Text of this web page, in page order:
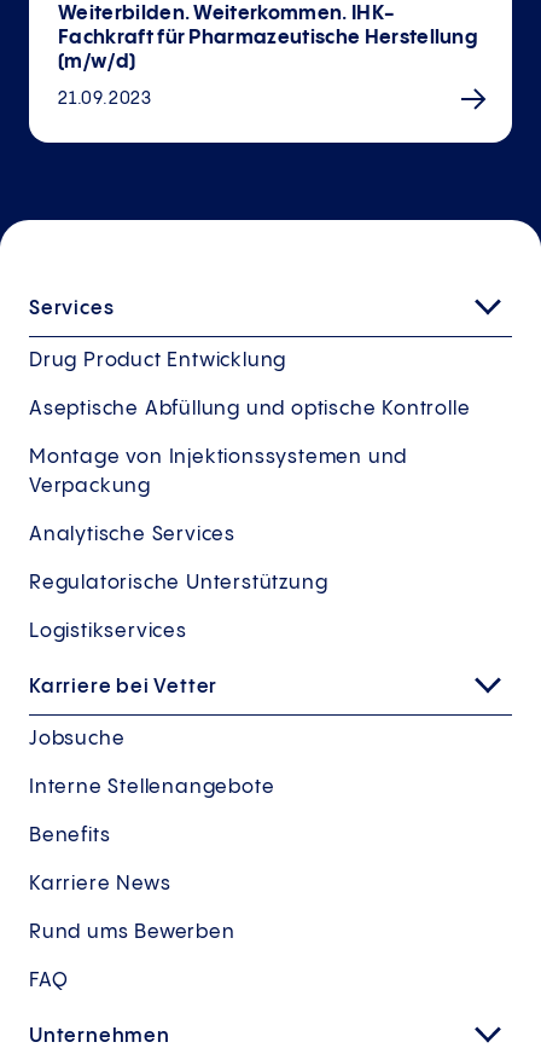
Weiterbilden. Weiterkommen. IHK-
Fachkraft für Pharmazeutische Herstellung
(m/w/d)
21.09.2023
Services
Drug Product Entwicklung
Aseptische Abfüllung und optische Kontrolle
Montage von Injektionssystemen und
Verpackung
Analytische Services
Regulatorische Unterstützung
Logistikservices
Karriere bei Vetter
Jobsuche
Interne Stellenangebote
Benefits
Karriere News
Rund ums Bewerben
FAQ
Unternehmen